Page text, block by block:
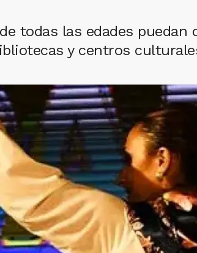
todas las edades
y centros